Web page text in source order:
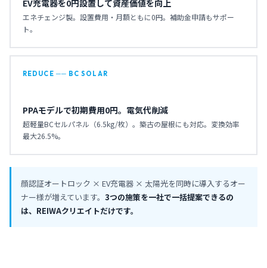
EV充電器を0円設置して資産価値を向上
エネチェンジ製。設置費用・月額ともに0円。補助金申請もサポー
ト。
REDUCE ── BC SOLAR
PPAモデルで初期費用0円。電気代削減
超軽量BCセルパネル（6.5kg/枚）。築古の屋根にも対応。変換効率
最大26.5%。
顔認証オートロック × EV充電器 × 太陽光を同時に導入するオー
ナー様が増えています。 3つの施策を一社で一括提案できるの
は、REIWAクリエイトだけです。